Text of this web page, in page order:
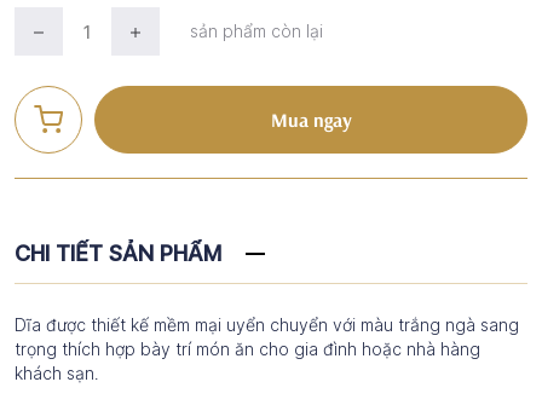
sản phẩm còn lại
Mua ngay
CHI TIẾT SẢN PHẨM
Dĩa được thiết kế mềm mại uyển chuyển với màu trắng ngà sang
trọng thích hợp bày trí món ăn cho gia đình hoặc nhà hàng
khách sạn.